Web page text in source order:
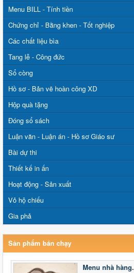
Menu BILL - Tính tiền
Chứng chỉ - Bằng khen - Tốt nghiệp
Các chất liệu bìa
Tang lễ - Công đức
Sổ còng
Hồ sơ - Bản vẽ hoàn công XD
Hộp quà tặng
Đóng sổ sách
Luận văn - Luận án - Hồ sơ Giáo sư
Bài dự thi
Thiết kế in ấn
Hoạt động - Sản xuất
Vỏ hộ chiếu
Gia phả
Sản phẩm bán chạy
Menu nhà hàng.